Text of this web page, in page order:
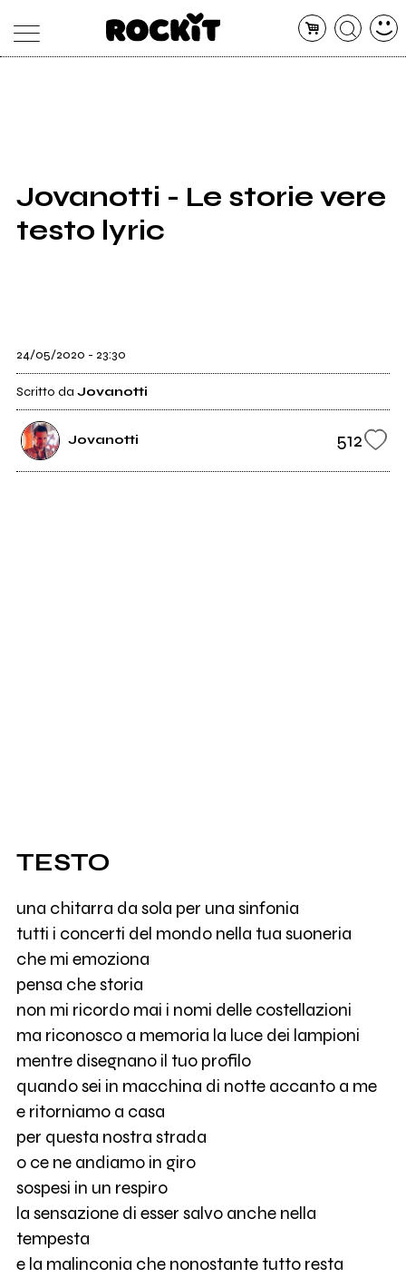
SHOP
RADIO
Jovanotti - Le storie vere
testo lyric
24/05/2020 - 23:30
Scritto da Jovanotti
Jovanotti 512
TESTO
una chitarra da sola per una sinfonia
tutti i concerti del mondo nella tua suoneria
che mi emoziona
pensa che storia
non mi ricordo mai i nomi delle costellazioni
ma riconosco a memoria la luce dei lampioni
mentre disegnano il tuo profilo
quando sei in macchina di notte accanto a me
e ritorniamo a casa
per questa nostra strada
o ce ne andiamo in giro
sospesi in un respiro
la sensazione di esser salvo anche nella
tempesta
e la malinconia che nonostante tutto resta